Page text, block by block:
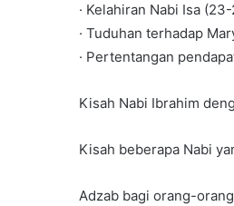
· Kelahiran Nabi Isa
· Tuduhan terhadap
· Pertentangan
Kisah Nabi Ibrahim
Kisah beberapa Nabi
Adzab bagi orang-